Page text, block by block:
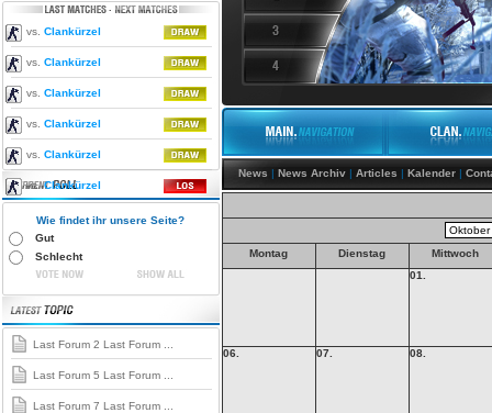
vs. Clankürzel
vs. Clankürzel
vs. Clankürzel
vs. Clankürzel
vs. Clankürzel
vs.Clankürzel
Wie findet ihr unsere Seite?
Gut
Schlecht
Last Forum 2 Last Forum ...
Last Forum 5 Last Forum ...
Last Forum 7 Last Forum ...
News | News Archiv | Articles | Kalender |
Montag Dienstag
Mittwoch
01.
06. 07. 08.